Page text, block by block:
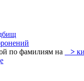
по фамилиям на
>